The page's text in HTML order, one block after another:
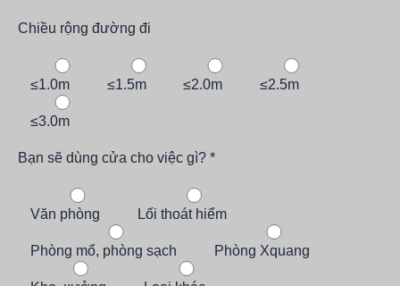
Chiều rộng đường đi
≤1.0m ≤1.5m ≤2.0m ≤2.5m
≤3.0m
Bạn sẽ dùng cửa cho việc gì? *
Văn phòng Lối thoát hiểm
Phòng mổ, phòng sạch Phòng Xquang